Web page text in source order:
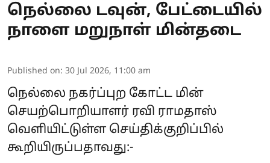
நெல்லை டவுன், பேட்டையில்
நாளை மறுநாள் மின்தடை
Published on: 30 Jul 2026, 11:00 am
நெல்லை நகர்ப்புற கோட்ட மின்
செயற்பொறியாளர் ரவி ராமதாஸ்
வெளியிட்டுள்ள செய்திக்குறிப்பில்
கூறியிருப்பதாவது:-